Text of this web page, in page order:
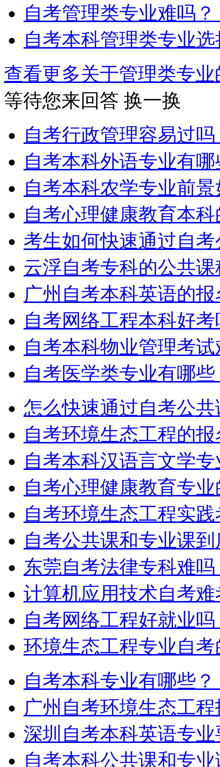
自考管理类专业难吗？
自考本科管理类专业
查看更多关于管理类专业
等待您来回答 换一换
自考行政管理容易过吗
自考本科外语专业有
自考本科农学专业前
自考心理健康教育本
考生如何快速通过自
云浮自考专科的公共
广州自考本科英语的
自考网络工程本科好考
自考本科物业管理考
自考医学类专业有哪些
怎么快速通过自考公共
自考环境生态工程的
自考本科汉语言文学
自考心理健康教育专
自考环境生态工程实
自考公共课和专业课
东莞自考法律专科难吗
计算机应用技术自考
自考网络工程好就业吗
环境生态工程专业自
自考本科专业有哪些？
广州自考环境生态工
深圳自考本科英语专
自考本科公共课和专